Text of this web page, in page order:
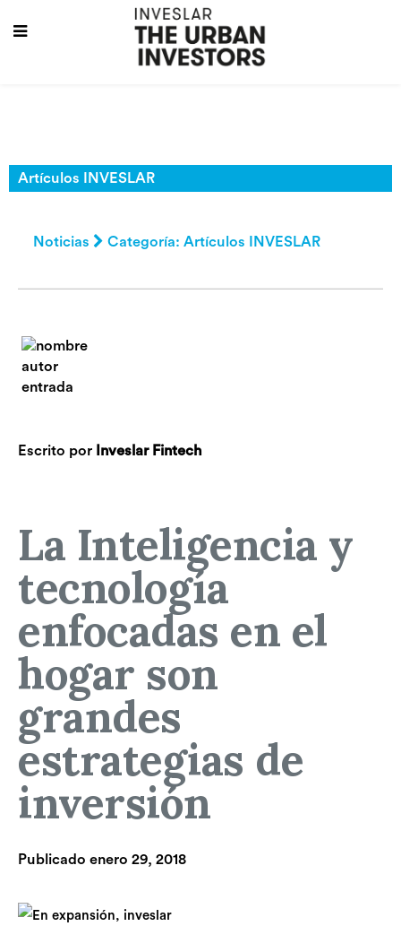
Artículos INVESLAR
Noticias Categoría: Artículos INVESLAR
Escrito por Inveslar Fintech
La Inteligencia y
tecnología
enfocadas en el
hogar son
grandes
estrategias de
inversión
Publicado enero 29, 2018